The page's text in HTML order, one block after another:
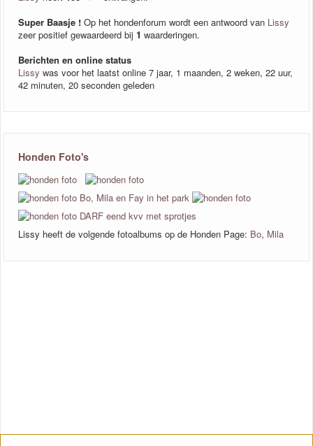
Super Baasje ! Op het hondenforum wordt een antwoord van Lissy
zeer positief gewaardeerd bij 1 waarderingen.
Berichten en online status
Lissy was voor het laatst online 7 jaar, 1 maanden, 2 weken, 22 uur,
42 minuten, 20 seconden geleden
Honden Foto's
Lissy heeft de volgende fotoalbums op de Honden Page: Bo, Mila